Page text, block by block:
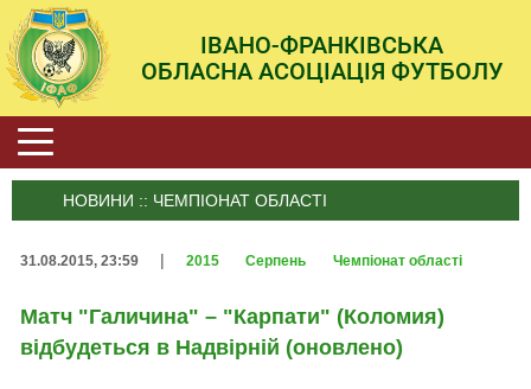
ІВАНО-ФРАНКІВСЬКА
ОБЛАСНА АСОЦІАЦІЯ ФУТБОЛУ
НОВИНИ :: ЧЕМПІОНАТ ОБЛАСТІ
31.08.2015, 23:59 | 2015 Серпень Чемпіонат області
Матч "Галичина" – "Карпати" (Коломия)
відбудеться в Надвірній (оновлено)